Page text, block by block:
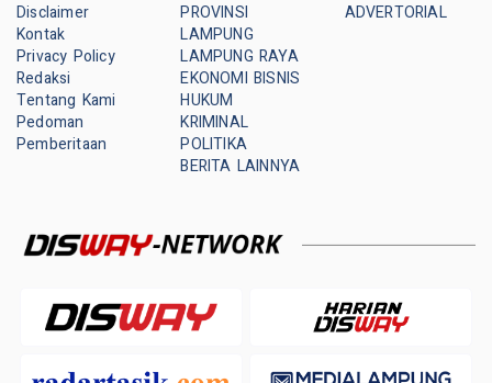
Disclaimer
Kontak
Privacy Policy
Redaksi
Tentang Kami
Pedoman
Pemberitaan
PROVINSI
LAMPUNG
LAMPUNG RAYA
EKONOMI BISNIS
HUKUM
KRIMINAL
POLITIKA
BERITA LAINNYA
ADVERTORIAL